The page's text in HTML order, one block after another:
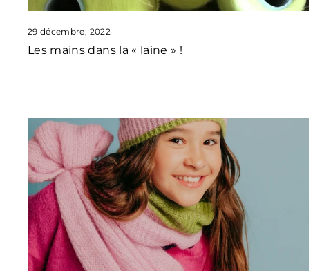
29 décembre, 2022
Les mains dans la « laine » !